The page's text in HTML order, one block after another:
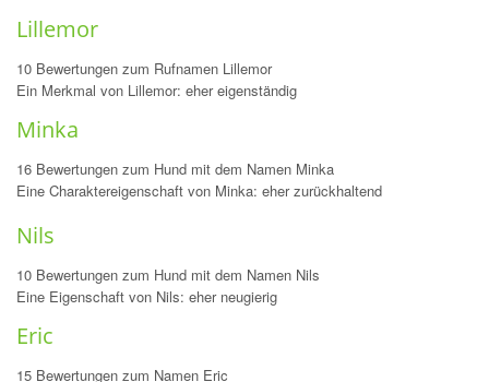
Lillemor
10 Bewertungen zum Rufnamen Lillemor
Ein Merkmal von Lillemor: eher eigenständig
Minka
16 Bewertungen zum Hund mit dem Namen Minka
Eine Charaktereigenschaft von Minka: eher zurückhaltend
Nils
10 Bewertungen zum Hund mit dem Namen Nils
Eine Eigenschaft von Nils: eher neugierig
Eric
15 Bewertungen zum Namen Eric